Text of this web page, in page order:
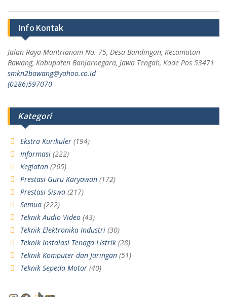
Info Kontak
Jalan Raya Mantrianom No. 75, Desa Bandingan, Kecamatan
Bawang, Kabupaten Banjarnegara, Jawa Tengah, Kode Pos 53471
smkn2bawang@yahoo.co.id
(0286)597070
Kategori
Ekstra Kurikuler (194)
Informasi (222)
Kegiatan (265)
Prestasi Guru Karyawan (172)
Prestasi Siswa (217)
Semua (222)
Teknik Audio Video (43)
Teknik Elektronika Industri (30)
Teknik Instalasi Tenaga Listrik (28)
Teknik Komputer dan Jaringan (51)
Teknik Sepeda Motor (40)